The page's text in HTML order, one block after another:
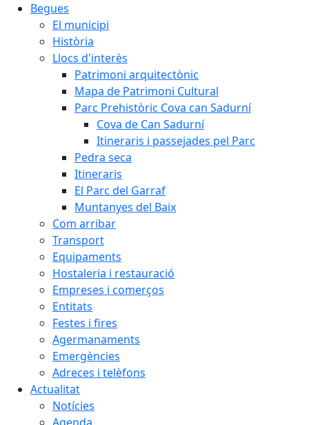
Begues
El municipi
Història
Llocs d'interès
Patrimoni arquitectònic
Mapa de Patrimoni Cultural
Parc Prehistòric Cova can Sadurní
Cova de Can Sadurní
Itineraris i passejades pel Parc
Pedra seca
Itineraris
El Parc del Garraf
Muntanyes del Baix
Com arribar
Transport
Equipaments
Hostaleria i restauració
Empreses i comerços
Entitats
Festes i fires
Agermanaments
Emergències
Adreces i telèfons
Actualitat
Notícies